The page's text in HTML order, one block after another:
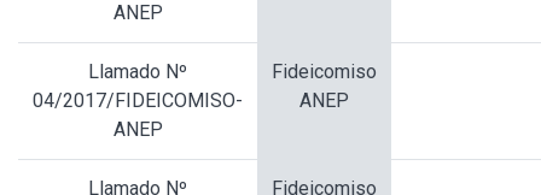
ANEP
Llamado Nº
04/2017/FIDEICOMISO-
ANEP
Fideicomiso
ANEP
Llamado Nº Fideicomiso